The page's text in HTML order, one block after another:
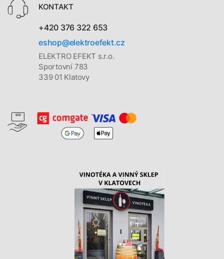
KONTAKT
+420 376 322 653
eshop@elektroefekt.cz
ELEKTRO EFEKT s.r.o.
Sportovní 783
339 01 Klatovy